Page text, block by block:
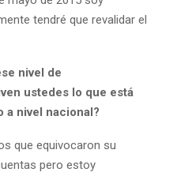
tendré que revalidar el
nivel de
ustedes lo que está
a nivel nacional?
que equivocaron su
pero estoy